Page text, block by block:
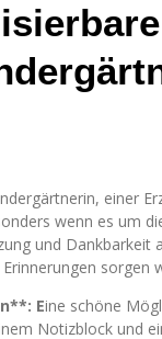
einer
wenn es um
und Dankbarkeit
sorgen
Eine schöne
Notizblock und